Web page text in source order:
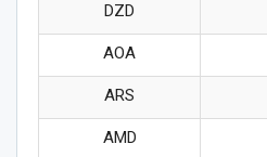
DZD
AOA
ARS
AMD